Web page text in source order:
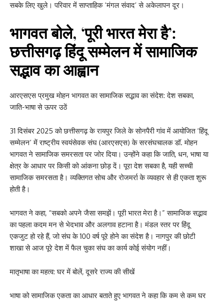
सबके लिए खुले। परिवार में साप्ताहिक ‘मंगल संवाद’ से अकेलापन दूर।
भागवत बोले, ‘पूरी भारत मेरा है’:
छत्तीसगढ़ हिंदू सम्मेलन में सामाजिक
सद्भाव का आह्वान
आरएसएस प्रमुख मोहन भागवत का सामाजिक सद्भाव का संदेश: देश सबका,
जाति-भाषा से ऊपर उठें
31 दिसंबर 2025 को छत्तीसगढ़ के रायपुर जिले के सोनपैरी गांव में आयोजित ‘हिंदू
सम्मेलन’ में राष्ट्रीय स्वयंसेवक संघ (आरएसएस) के सरसंघचालक डॉ. मोहन
भागवत ने सामाजिक समरसता पर जोर दिया। उन्होंने कहा कि जाति, धन, भाषा या
क्षेत्र के आधार पर किसी को आंकना छोड़ दें। पूरा देश सबका है, यही सच्ची
सामाजिक समरसता है। व्यक्तिगत सोच और रोजमर्रा के व्यवहार से ही एकता शुरू
होती है।
भागवत ने कहा, “सबको अपने जैसा समझें। पूरी भारत मेरा है।” सामाजिक सद्भाव
का पहला कदम मन से भेदभाव और अलगाव हटाना है। मंडल स्तर पर हिंदू
एकजुट हो रहे हैं, जो संघ के 100 वर्ष पूरे होने का संदेश है। नागपुर की छोटी
शाखा से आज पूरे देश में फैल चुका संघ का कार्य कोई संयोग नहीं।
मातृभाषा का महत्व: घर में बोलें, दूसरे राज्य की सीखें
भाषा को सामाजिक एकता का आधार बताते हुए भागवत ने कहा कि कम से कम घर